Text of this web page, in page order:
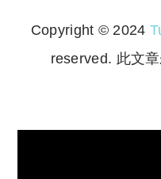
Copyright © 2024
reserved. 此文